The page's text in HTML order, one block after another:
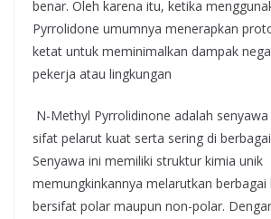
benar. Oleh karena itu, ketika
Pyrrolidone umumnya menerapkan
ketat untuk meminimalkan dampak
pekerja atau lingkungan
N-Methyl Pyrrolidinone adalah
sifat pelarut kuat serta sering di
Senyawa ini memiliki struktur kimia unik
memungkinkannya melarutkan berbagai
bersifat polar maupun non-polar.